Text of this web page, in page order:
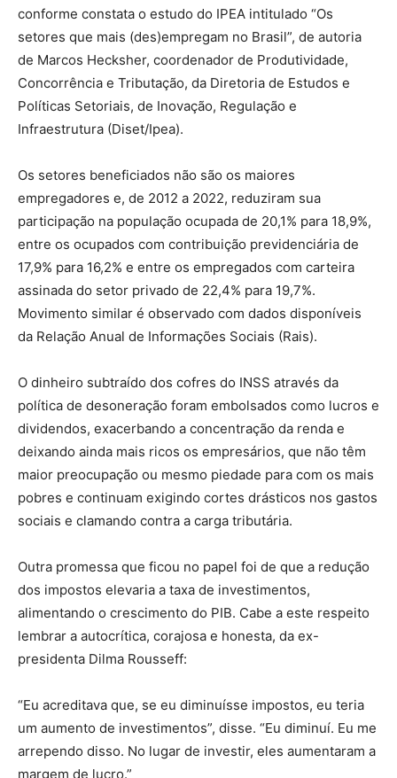
conforme constata o estudo do IPEA intitulado “Os
setores que mais (des)empregam no Brasil”, de autoria
de Marcos Hecksher, coordenador de Produtividade,
Concorrência e Tributação, da Diretoria de Estudos e
Políticas Setoriais, de Inovação, Regulação e
Infraestrutura (Diset/Ipea).
Os setores beneficiados não são os maiores
empregadores e, de 2012 a 2022, reduziram sua
participação na população ocupada de 20,1% para 18,9%,
entre os ocupados com contribuição previdenciária de
17,9% para 16,2% e entre os empregados com carteira
assinada do setor privado de 22,4% para 19,7%.
Movimento similar é observado com dados disponíveis
da Relação Anual de Informações Sociais (Rais).
O dinheiro subtraído dos cofres do INSS através da
política de desoneração foram embolsados como lucros e
dividendos, exacerbando a concentração da renda e
deixando ainda mais ricos os empresários, que não têm
maior preocupação ou mesmo piedade para com os mais
pobres e continuam exigindo cortes drásticos nos gastos
sociais e clamando contra a carga tributária.
Outra promessa que ficou no papel foi de que a redução
dos impostos elevaria a taxa de investimentos,
alimentando o crescimento do PIB. Cabe a este respeito
lembrar a autocrítica, corajosa e honesta, da ex-
presidenta Dilma Rousseff:
“Eu acreditava que, se eu diminuísse impostos, eu teria
um aumento de investimentos”, disse. “Eu diminuí. Eu me
arrependo disso. No lugar de investir, eles aumentaram a
margem de lucro.”